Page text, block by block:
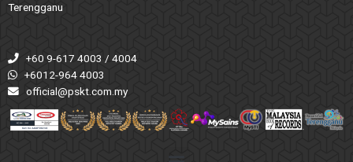
Terengganu
+60 9-617 4003 / 4004
+6012-964 4003
official@pskt.com.my